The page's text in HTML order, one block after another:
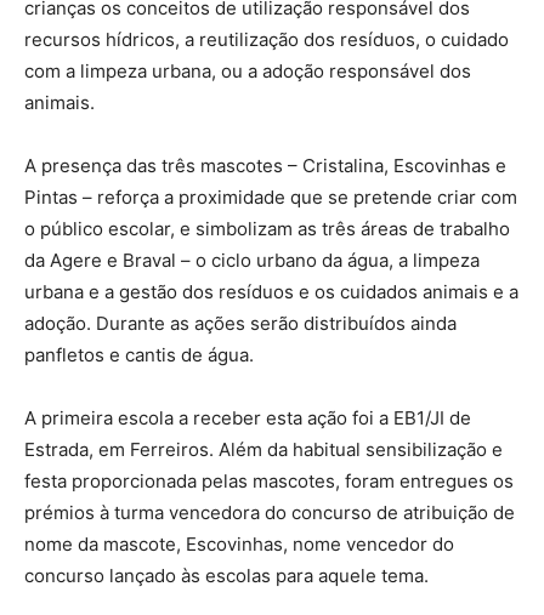
crianças os conceitos de utilização responsável dos
recursos hídricos, a reutilização dos resíduos, o cuidado
com a limpeza urbana, ou a adoção responsável dos
animais.
A presença das três mascotes – Cristalina, Escovinhas e
Pintas – reforça a proximidade que se pretende criar com
o público escolar, e simbolizam as três áreas de trabalho
da Agere e Braval – o ciclo urbano da água, a limpeza
urbana e a gestão dos resíduos e os cuidados animais e a
adoção. Durante as ações serão distribuídos ainda
panfletos e cantis de água.
A primeira escola a receber esta ação foi a EB1/JI de
Estrada, em Ferreiros. Além da habitual sensibilização e
festa proporcionada pelas mascotes, foram entregues os
prémios à turma vencedora do concurso de atribuição de
nome da mascote, Escovinhas, nome vencedor do
concurso lançado às escolas para aquele tema.